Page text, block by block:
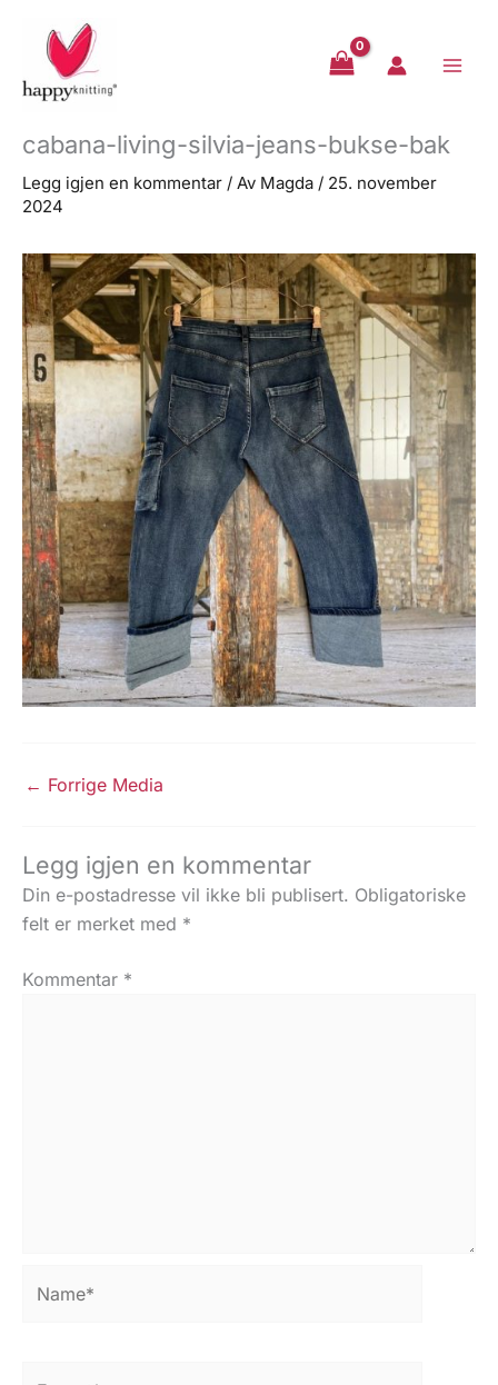
innholdet
cabana-living-silvia-jeans-bukse-bak
Legg igjen en kommentar / Av Magda / 25. november
2024
← Forrige Media
Legg igjen en kommentar
Din e-postadresse vil ikke bli publisert. Obligatoriske
felt er merket med *
Kommentar *